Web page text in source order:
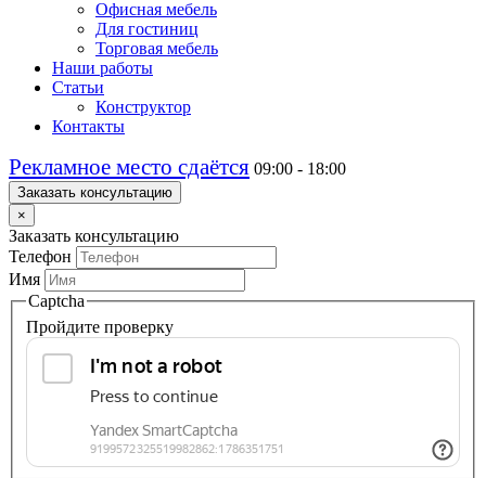
Офисная мебель
Для гостиниц
Торговая мебель
Наши работы
Статьи
Конструктор
Контакты
Рекламное место сдаётся 09:00 - 18:00
Заказать консультацию
×
Заказать консультацию
Телефон
Имя
Captcha
Пройдите проверку